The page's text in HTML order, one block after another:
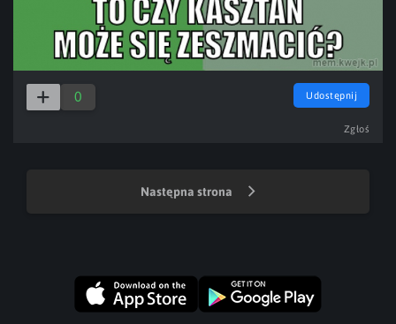
0 Udostępnij
Zgłoś
Następna strona